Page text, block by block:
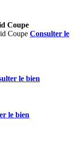
Coupe
Consulter le
le bien
le bien